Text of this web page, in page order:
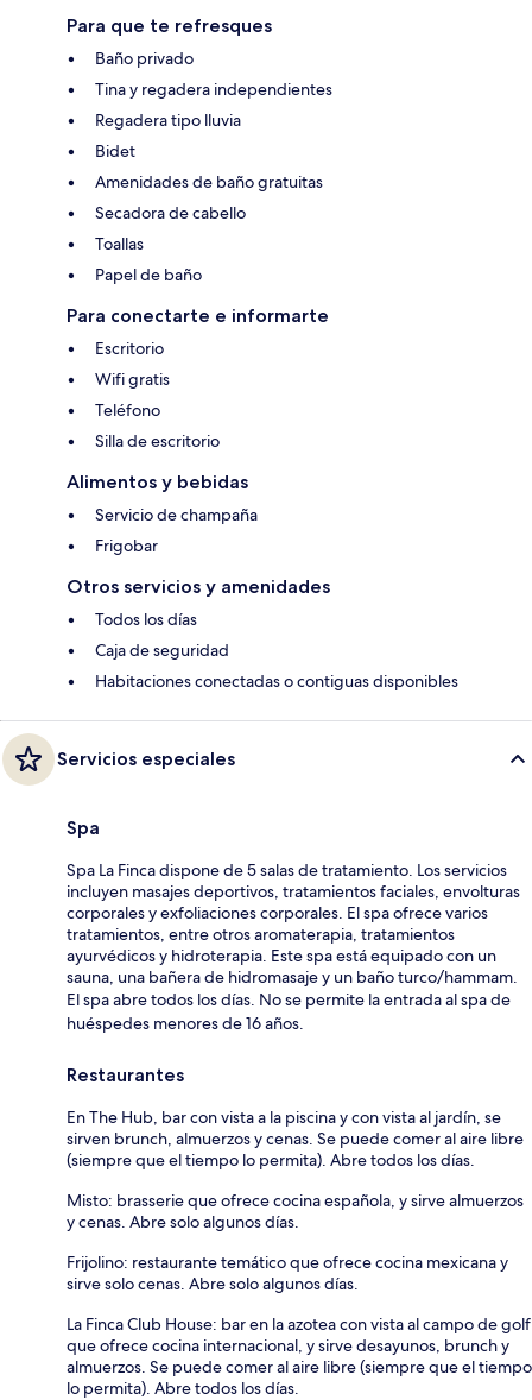
Para que te refresques
Baño privado
Tina y regadera independientes
Regadera tipo lluvia
Bidet
Amenidades de baño gratuitas
Secadora de cabello
Toallas
Papel de baño
Para conectarte e informarte
Escritorio
Wifi gratis
Teléfono
Silla de escritorio
Alimentos y bebidas
Servicio de champaña
Frigobar
Otros servicios y amenidades
Todos los días
Caja de seguridad
Habitaciones conectadas o contiguas disponibles
Servicios especiales
Spa
Spa La Finca dispone de 5 salas de tratamiento. Los servicios
incluyen masajes deportivos, tratamientos faciales, envolturas
corporales y exfoliaciones corporales. El spa ofrece varios
tratamientos, entre otros aromaterapia, tratamientos
ayurvédicos y hidroterapia. Este spa está equipado con un
sauna, una bañera de hidromasaje y un baño turco/hammam.
El spa abre todos los días. No se permite la entrada al spa de
huéspedes menores de 16 años.
Restaurantes
En The Hub, bar con vista a la piscina y con vista al jardín, se
sirven brunch, almuerzos y cenas. Se puede comer al aire libre
(siempre que el tiempo lo permita). Abre todos los días.
Misto: brasserie que ofrece cocina española, y sirve almuerzos
y cenas. Abre solo algunos días.
Frijolino: restaurante temático que ofrece cocina mexicana y
sirve solo cenas. Abre solo algunos días.
La Finca Club House: bar en la azotea con vista al campo de golf
que ofrece cocina internacional, y sirve desayunos, brunch y
almuerzos. Se puede comer al aire libre (siempre que el tiempo
lo permita). Abre todos los días.